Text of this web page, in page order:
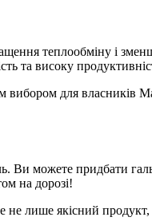
теплообміну і
та високу
для власників
Ви можете придбати
на дорозі!
лише якісний продукт,